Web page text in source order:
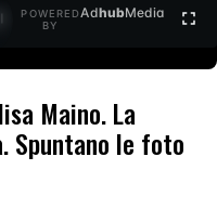
POWERED
BY
AdhubMedia
Maino. La
Spuntano le foto